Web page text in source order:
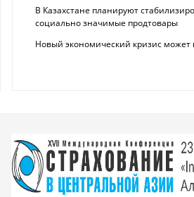
В Казахстане планируют
социально значимые продтовары
Новый экономический кризис может